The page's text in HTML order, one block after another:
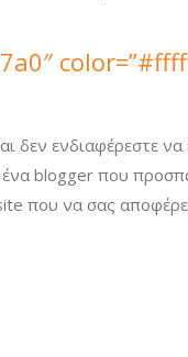
δεν ενδιαφέρεστε
ένα blogger που
που να σας